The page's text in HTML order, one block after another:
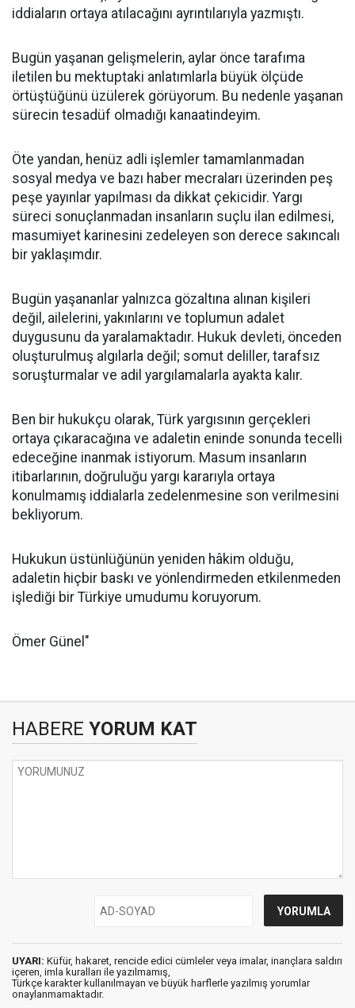
iddiaların ortaya atılacağını ayrıntılarıyla yazmıştı.
Bugün yaşanan gelişmelerin, aylar önce tarafıma
iletilen bu mektuptaki anlatımlarla büyük ölçüde
örtüştüğünü üzülerek görüyorum. Bu nedenle yaşanan
sürecin tesadüf olmadığı kanaatindeyim.
Öte yandan, henüz adli işlemler tamamlanmadan
sosyal medya ve bazı haber mecraları üzerinden peş
peşe yayınlar yapılması da dikkat çekicidir. Yargı
süreci sonuçlanmadan insanların suçlu ilan edilmesi,
masumiyet karinesini zedeleyen son derece sakıncalı
bir yaklaşımdır.
Bugün yaşananlar yalnızca gözaltına alınan kişileri
değil, ailelerini, yakınlarını ve toplumun adalet
duygusunu da yaralamaktadır. Hukuk devleti, önceden
oluşturulmuş algılarla değil; somut deliller, tarafsız
soruşturmalar ve adil yargılamalarla ayakta kalır.
Ben bir hukukçu olarak, Türk yargısının gerçekleri
ortaya çıkaracağına ve adaletin eninde sonunda tecelli
edeceğine inanmak istiyorum. Masum insanların
itibarlarının, doğruluğu yargı kararıyla ortaya
konulmamış iddialarla zedelenmesine son verilmesini
bekliyorum.
Hukukun üstünlüğünün yeniden hâkim olduğu,
adaletin hiçbir baskı ve yönlendirmeden etkilenmeden
işlediği bir Türkiye umudumu koruyorum.
Ömer Günel"
HABERE YORUM KAT
UYARI: Küfür, hakaret, rencide edici cümleler veya imalar, inançlara saldırı
içeren, imla kuralları ile yazılmamış,
Türkçe karakter kullanılmayan ve büyük harflerle yazılmış yorumlar
onaylanmamaktadır.